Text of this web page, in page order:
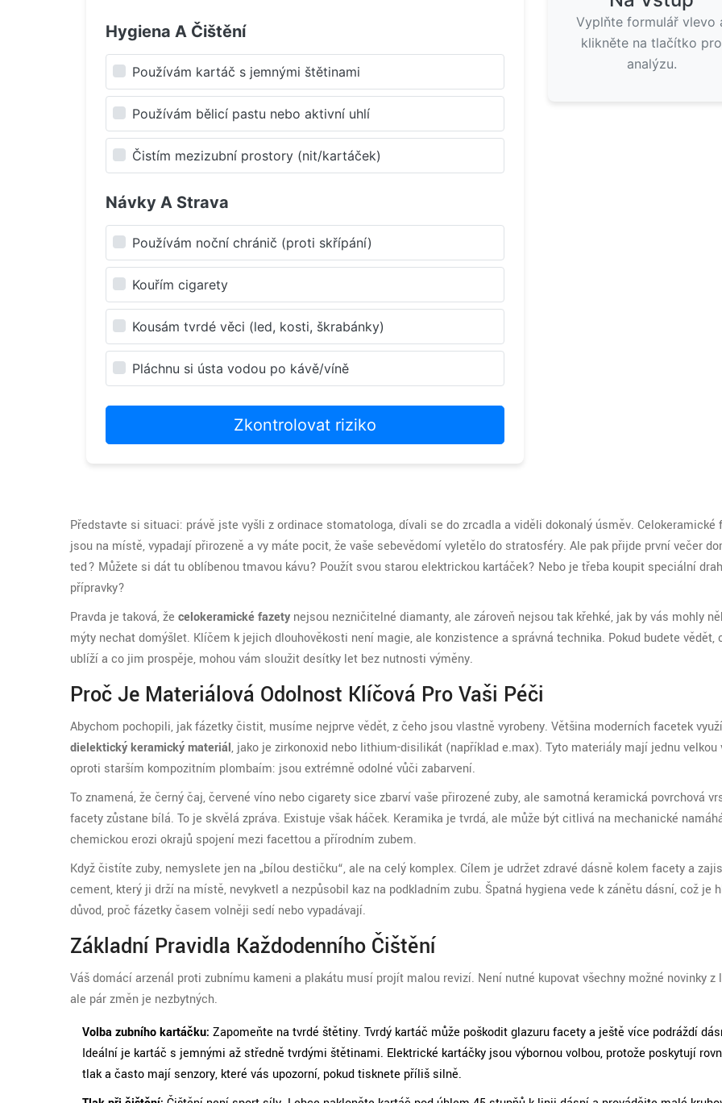
Hygiena A Čištění
Používám kartáč s jemnými štětinami
Používám bělicí pastu nebo aktivní uhlí
Čistím mezizubní prostory (nit/kartáček)
Návky A Strava
Používám noční chránič (proti skřípání)
Kouřím cigarety
Kousám tvrdé věci (led, kosti, škrabánky)
Pláchnu si ústa vodou po kávě/víně
Zkontrolovat riziko
Vyplňte formulář vlevo
klikněte na tlačítko pro
analýzu.
Představte si situaci: právě jste vyšli z ordinace stomatologa, dívali se do zrcadla a viděli dokonalý úsměv. Celokeramické
jsou na místě, vypadají přirozeně a vy máte pocit, že vaše sebevědomí vyletělo do stratosféry. Ale pak přijde první večer
teď? Můžete si dát tu oblíbenou tmavou kávu? Použít svou starou elektrickou kartáček? Nebo je třeba koupit speciální
přípravky?
Pravda je taková, že celokeramické fazety nejsou nezničitelné diamanty, ale zároveň nejsou tak křehké, jak by vás mohly
mýty nechat domýšlet. Klíčem k jejich dlouhověkosti není magie, ale konzistence a správná technika. Pokud budete vědět,
ublíží a co jim prospěje, mohou vám sloužit desítky let bez nutnosti výměny.
Proč Je Materiálová Odolnost Klíčová Pro Vaši Péči
Abychom pochopili, jak fázetky čistit, musíme nejprve vědět, z čeho jsou vlastně vyrobeny. Většina moderních facetek
dielektický keramický materiál, jako je zirkonoxid nebo lithium-disilikát (například e.max). Tyto materiály mají jednu velkou
oproti starším kompozitním plombaím: jsou extrémně odolné vůči zabarvení.
To znamená, že černý čaj, červené víno nebo cigarety sice zbarví vaše přirozené zuby, ale samotná keramická povrchová
facety zůstane bílá. To je skvělá zpráva. Existuje však háček. Keramika je tvrdá, ale může být citlivá na mechanické
chemickou erozi okrajů spojení mezi facettou a přírodním zubem.
Když čistíte zuby, nemyslete jen na „bílou destičku“, ale na celý komplex. Cílem je udržet zdravé dásně kolem facety a
cement, který ji drží na místě, nevykvetl a nezpůsobil kaz na podkladním zubu. Špatná hygiena vede k zánětu dásní, což je
důvod, proč fázetky časem volněji sedí nebo vypadávají.
Základní Pravidla Každodenního Čištění
Váš domácí arzenál proti zubnímu kameni a plakátu musí projít malou revizí. Není nutné kupovat všechny možné novinky z
ale pár změn je nezbytných.
Volba zubního kartáčku: Zapomeňte na tvrdé štětiny. Tvrdý kartáč může poškodit glazuru facety a ještě více podráždí
Ideální je kartáč s jemnými až středně tvrdými štětinami. Elektrické kartáčky jsou výbornou volbou, protože poskytují
tlak a často mají senzory, které vás upozorní, pokud tisknete příliš silně.